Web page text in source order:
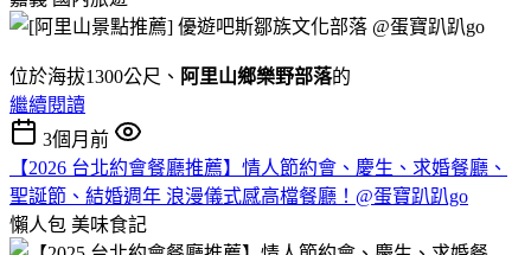
位於海拔1300公尺、 阿里山鄉樂野部落的
繼續閱讀
3個月前
【2026 台北約會餐廳推薦】情人節約會、慶生、求婚餐廳、
聖誕節、結婚週年 浪漫儀式感高檔餐廳！@蛋寶趴趴go
懶人包 美味食記